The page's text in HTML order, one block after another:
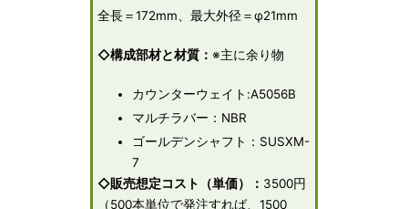
全長＝172mm、最大外径＝φ21mm
◇構成部材と材質： ※主に余り物
カウンターウェイト:A5056B
マルチラバー：NBR
ゴールデンシャフト：SUSXM-
7
◇販売想定コスト（単価）： 3500円
（500本単位で発注すれば、1500